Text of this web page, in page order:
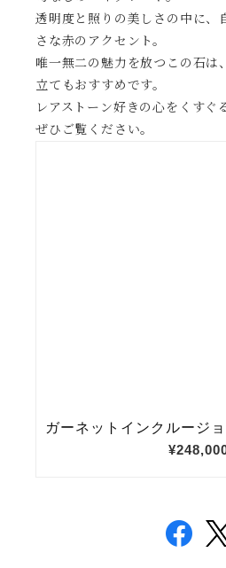
透明度と照りの美しさの中に、
さな赤のアクセント。
唯一無二の魅力を放つこの石は
立てもおすすめです。
レアストーン好きの心をくすぐ
ぜひご覧ください。